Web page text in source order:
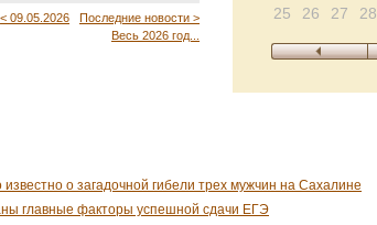
25
26 27 28
< 09.05.2026
Последние новости >
Весь 2026 год...
известно о загадочной гибели трех мужчин на Сахалине
главные факторы успешной сдачи ЕГЭ